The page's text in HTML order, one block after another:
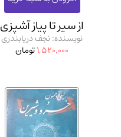
از سیر تا پیاز آشپزی
نویسنده: نجف دریابندری
1,520,000تومان